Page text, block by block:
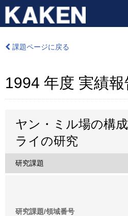
課題ページに戻る
1994 年度 実績報
ヤン・ミル場の構
ライの研究
研究課題
研究課題/領域番号